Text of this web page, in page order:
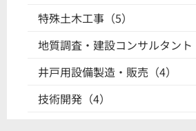
特殊土木工事（5）
地質調査・建設コンサルタント
井戸用設備製造・販売（4）
技術開発（4）